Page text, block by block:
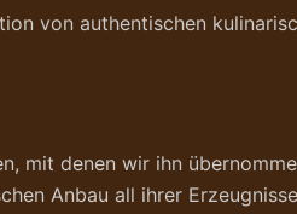
von authentischen
mit denen wir ihn
Anbau all ihrer